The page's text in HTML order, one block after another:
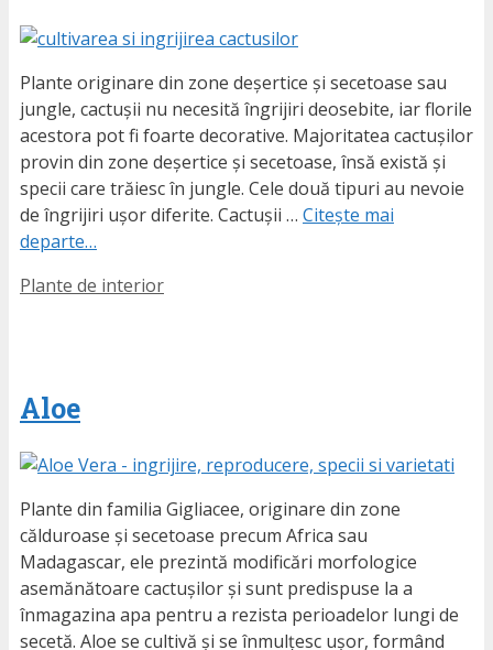
Plante originare din zone deșertice și secetoase sau
jungle, cactușii nu necesită îngrijiri deosebite, iar florile
acestora pot fi foarte decorative. Majoritatea cactușilor
provin din zone deșertice și secetoase, însă există și
specii care trăiesc în jungle. Cele două tipuri au nevoie
de îngrijiri ușor diferite. Cactușii … Citește mai
departe…
Etichete
Plante de interior
Aloe
Plante din familia Gigliacee, originare din zone
călduroase și secetoase precum Africa sau
Madagascar, ele prezintă modificări morfologice
asemănătoare cactușilor și sunt predispuse la a
înmagazina apa pentru a rezista perioadelor lungi de
secetă. Aloe se cultivă și se înmulțesc ușor, formând